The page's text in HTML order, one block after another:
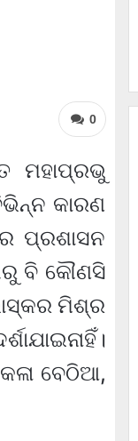
0
ମହାପ୍ରଭୁ
କାରଣ
ପ୍ରଶାସନ
ବି କୌଣସି
ମିଶ୍ର
ବେଠିଆ,